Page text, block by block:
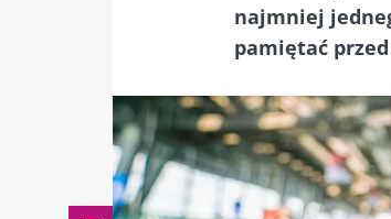
najmniej
pamiętać